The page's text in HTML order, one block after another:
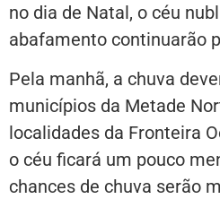
no dia de Natal, o céu
abafamento continuarão
Pela manhã, a chuva
municípios da Metade
localidades da Fronteira
o céu ficará um pouco
chances de chuva serão